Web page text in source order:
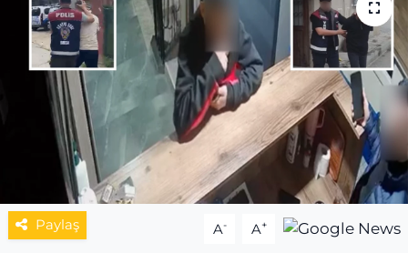
Paylaş A- A+
SPOR
MAGAZİN
ESKİŞEHİRSPOR